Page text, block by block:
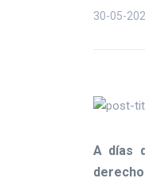
30-05-
A días